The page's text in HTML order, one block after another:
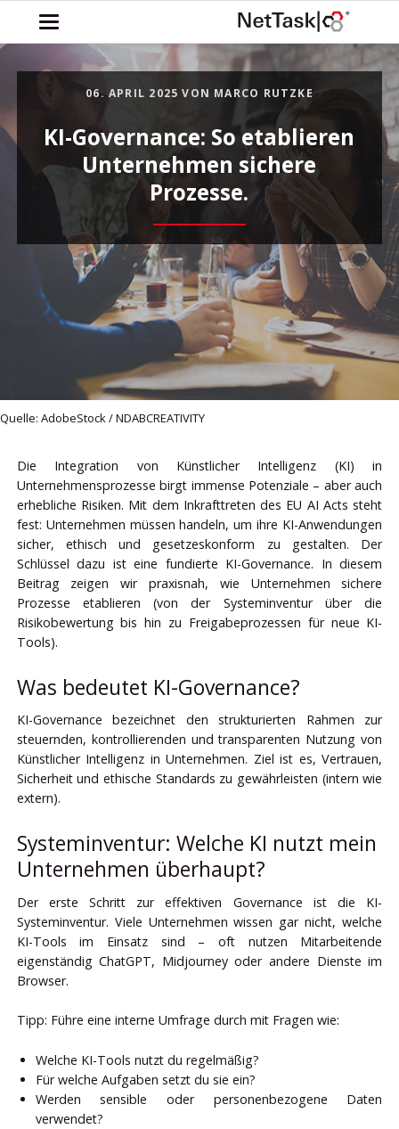
06. APRIL 2025 VON MARCO RUTZKE
KI-Governance: So etablieren
Unternehmen sichere
Prozesse.
Quelle: AdobeStock / NDABCREATIVITY
Die Integration von Künstlicher Intelligenz (KI) in
Unternehmensprozesse birgt immense Potenziale – aber auch
erhebliche Risiken. Mit dem Inkrafttreten des EU AI Acts steht
fest: Unternehmen müssen handeln, um ihre KI-Anwendungen
sicher, ethisch und gesetzeskonform zu gestalten. Der
Schlüssel dazu ist eine fundierte KI-Governance. In diesem
Beitrag zeigen wir praxisnah, wie Unternehmen sichere
Prozesse etablieren (von der Systeminventur über die
Risikobewertung bis hin zu Freigabeprozessen für neue KI-
Tools).
Was bedeutet KI-Governance?
KI-Governance bezeichnet den strukturierten Rahmen zur
steuernden, kontrollierenden und transparenten Nutzung von
Künstlicher Intelligenz in Unternehmen. Ziel ist es, Vertrauen,
Sicherheit und ethische Standards zu gewährleisten (intern wie
extern).
Systeminventur: Welche KI nutzt mein
Unternehmen überhaupt?
Der erste Schritt zur effektiven Governance ist die KI-
Systeminventur. Viele Unternehmen wissen gar nicht, welche
KI-Tools im Einsatz sind – oft nutzen Mitarbeitende
eigenständig ChatGPT, Midjourney oder andere Dienste im
Browser.
Tipp: Führe eine interne Umfrage durch mit Fragen wie:
Welche KI-Tools nutzt du regelmäßig?
Für welche Aufgaben setzt du sie ein?
Werden sensible oder personenbezogene Daten
verwendet?